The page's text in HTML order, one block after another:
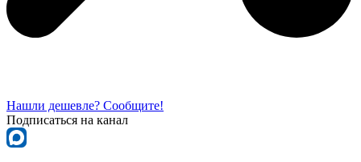
Нашли дешевле? Сообщите!
Подписаться на канал